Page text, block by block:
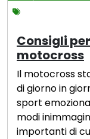
Consigli
motocross
Il motocross
di giorno in
sport
modi
importanti di